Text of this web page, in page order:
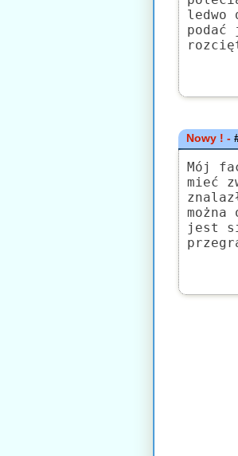
ledwo
Nowy ! -
Mój
mieć
jest